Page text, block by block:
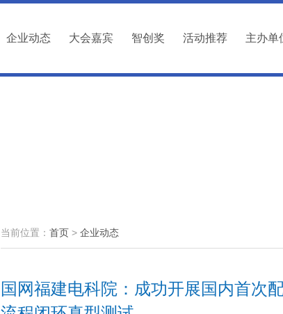
企业动态 大会嘉宾 智创奖 活动推荐 主办单
当前位置： 首页 > 企业动态
国网福建电科院：成功开展国内首次